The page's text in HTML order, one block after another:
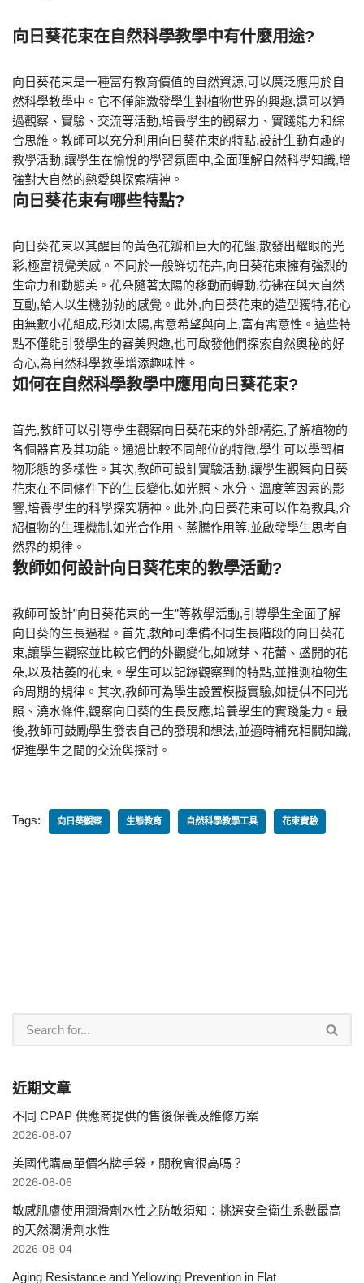
向日葵花束在自然科學教學中有什麼用途?
向日葵花束是一種富有教育價值的自然資源,可以廣泛應用於自
然科學教學中。它不僅能激發學生對植物世界的興趣,還可以通
過觀察、實驗、交流等活動,培養學生的觀察力、實踐能力和綜
合思維。教師可以充分利用向日葵花束的特點,設計生動有趣的
教學活動,讓學生在愉悅的學習氛圍中,全面理解自然科學知識,增
強對大自然的熱愛與探索精神。
向日葵花束有哪些特點?
向日葵花束以其醒目的黃色花瓣和巨大的花盤,散發出耀眼的光
彩,極富視覺美感。不同於一般鮮切花卉,向日葵花束擁有強烈的
生命力和動態美。花朵隨著太陽的移動而轉動,彷彿在與大自然
互動,給人以生機勃勃的感覺。此外,向日葵花束的造型獨特,花心
由無數小花組成,形如太陽,寓意希望與向上,富有寓意性。這些特
點不僅能引發學生的審美興趣,也可啟發他們探索自然奧秘的好
奇心,為自然科學教學增添趣味性。
如何在自然科學教學中應用向日葵花束?
首先,教師可以引導學生觀察向日葵花束的外部構造,了解植物的
各個器官及其功能。通過比較不同部位的特徵,學生可以學習植
物形態的多樣性。其次,教師可設計實驗活動,讓學生觀察向日葵
花束在不同條件下的生長變化,如光照、水分、溫度等因素的影
響,培養學生的科學探究精神。此外,向日葵花束可以作為教具,介
紹植物的生理機制,如光合作用、蒸騰作用等,並啟發學生思考自
然界的規律。
教師如何設計向日葵花束的教學活動?
教師可設計”向日葵花束的一生”等教學活動,引導學生全面了解
向日葵的生長過程。首先,教師可準備不同生長階段的向日葵花
束,讓學生觀察並比較它們的外觀變化,如嫩芽、花蕾、盛開的花
朵,以及枯萎的花束。學生可以記錄觀察到的特點,並推測植物生
命周期的規律。其次,教師可為學生設置模擬實驗,如提供不同光
照、澆水條件,觀察向日葵的生長反應,培養學生的實踐能力。最
後,教師可鼓勵學生發表自己的發現和想法,並適時補充相關知識,
促進學生之間的交流與探討。
Tags: 向日葵觀察 生態教育 自然科學教學工具 花束實驗
近期文章
不同 CPAP 供應商提供的售後保養及維修方案
2026-08-07
美國代購高單價名牌手袋，關稅會很高嗎？
2026-08-06
敏感肌膚使用潤滑劑水性之防敏須知：挑選安全衛生系數最高
的天然潤滑劑水性
2026-08-04
Aging Resistance and Yellowing Prevention in Flat